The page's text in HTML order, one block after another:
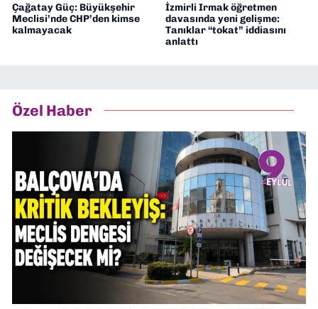
Çağatay Güç: Büyükşehir
Meclisi’nde CHP’den kimse
kalmayacak
İzmirli Irmak öğretmen
davasında yeni gelişme:
Tanıklar “tokat” iddiasını
anlattı
Özel Haber